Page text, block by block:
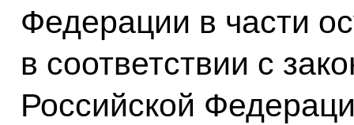
Федерации в части
в соответствии с
Российской